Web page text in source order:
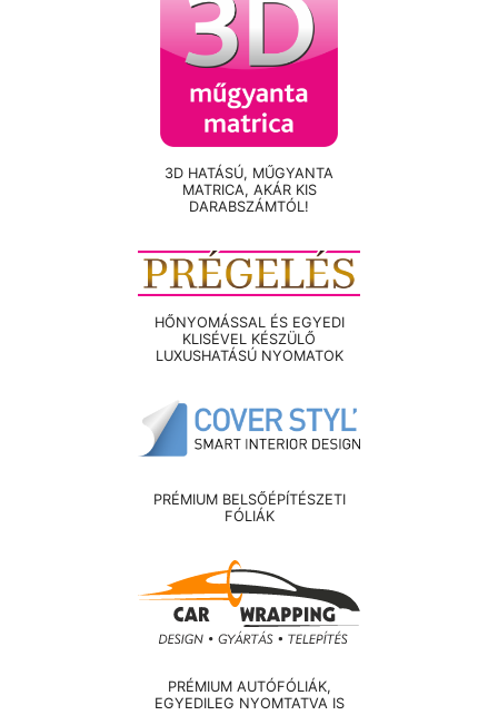
3D HATÁSÚ, MŰGYANTA
MATRICA, AKÁR KIS
DARABSZÁMTÓL!
HŐNYOMÁSSAL ÉS EGYEDI
KLISÉVEL KÉSZÜLŐ
LUXUSHATÁSÚ NYOMATOK
PRÉMIUM BELSŐÉPÍTÉSZETI
FÓLIÁK
PRÉMIUM AUTÓFÓLIÁK,
EGYEDILEG NYOMTATVA IS